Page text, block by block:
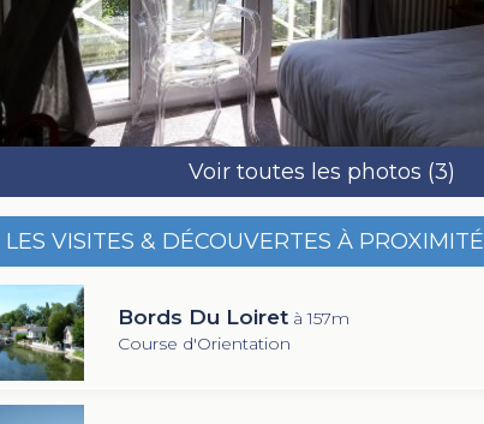
Voir toutes les photos (3)
LES VISITES & DÉCOUVERTES À PROXIMITÉ
Bords Du Loiret à 157m
Course d'Orientation